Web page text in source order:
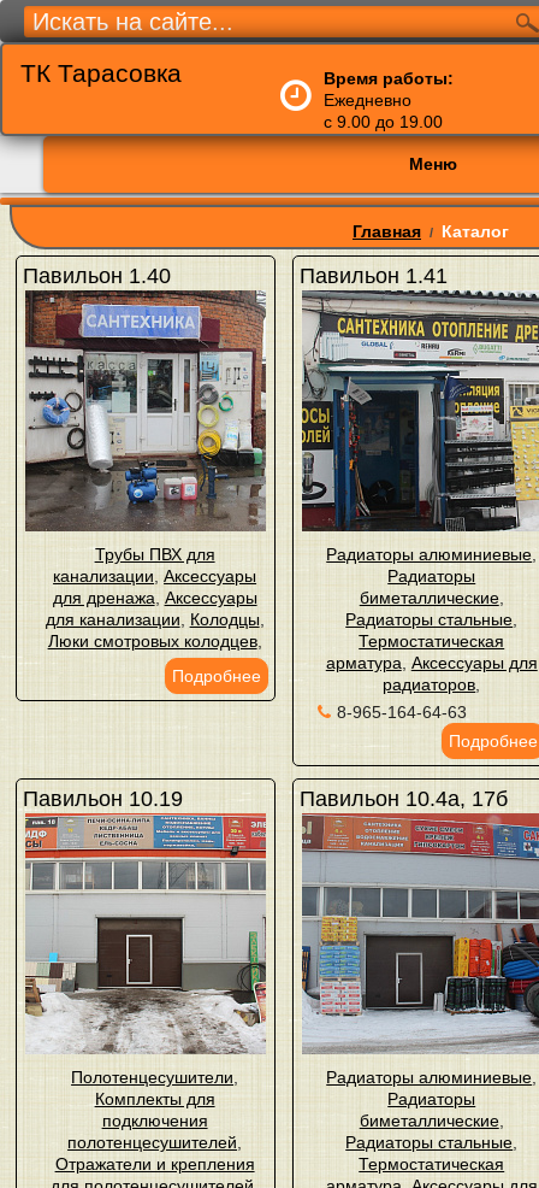
ТК Тарасовка
Время работы:
Ежедневно
с 9.00 до 19.00
Меню
Главная / Каталог
Павильон 1.40
Трубы ПВХ для
канализации ,Аксессуары
для дренажа Аксессуары
для канализации
Колодцы,
Люки смотровых колодцев,
Подробнее
Павильон 1.41
Радиаторы алюминиевые
Радиаторы
биметаллические,
Радиаторы стальные
Термостатическая
арматура Аксессуары для
радиаторов
8-965-164-64-63
Подробнее
Павильон 10.19
Полотенцесушители
Комплекты для
подключения
полотенцесушителей
Отражатели и крепления
Павильон 10.4а, 17б
Радиаторы алюминиевые
Радиаторы
биметаллические,
Радиаторы стальные
Термостатическая